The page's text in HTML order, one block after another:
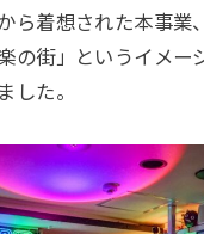
ら着想された本事業
の街」というイメー
した。